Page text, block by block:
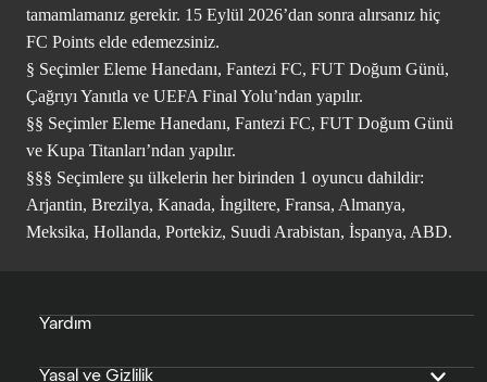
tamamlamanız gerekir. 15 Eylül 2026’dan sonra alırsanız hiç
FC Points elde edemezsiniz.
§ Seçimler Eleme Hanedanı, Fantezi FC, FUT Doğum Günü,
Çağrıyı Yanıtla ve UEFA Final Yolu’ndan yapılır.
§§ Seçimler Eleme Hanedanı, Fantezi FC, FUT Doğum Günü
ve Kupa Titanları’ndan yapılır.
§§§ Seçimlere şu ülkelerin her birinden 1 oyuncu dahildir:
Arjantin, Brezilya, Kanada, İngiltere, Fransa, Almanya,
Meksika, Hollanda, Portekiz, Suudi Arabistan, İspanya, ABD.
Yardım
Yasal ve Gizlilik